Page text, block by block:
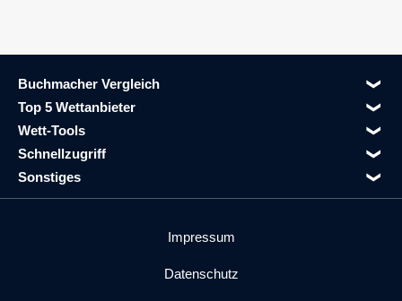
Buchmacher Vergleich
Top 5 Wettanbieter
Wett-Tools
Schnellzugriff
Sonstiges
Impressum
Datenschutz